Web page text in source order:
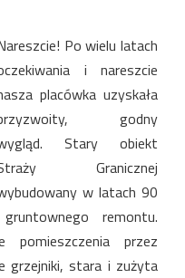
Po wielu latach
i nareszcie
placówka uzyskała
godny
Stary obiekt
Granicznej
w latach 90
remontu.
pomieszczenia przez
grzejniki, stara i zużyta